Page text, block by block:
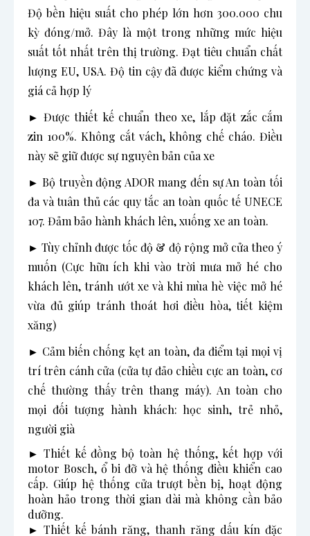
Độ bền hiệu suất cho phép lớn hơn 300.000 chu
kỳ đóng/mở. Đây là một trong những mức hiệu
suất tốt nhất trên thị trường. Đạt tiêu chuẩn chất
lượng EU, USA. Độ tin cậy đã được kiểm chứng và
giá cả hợp lý
► Được thiết kế chuẩn theo xe, lắp đặt zắc cắm
zin 100%. Không cắt vách, không chế cháo. Điều
này sẽ giữ được sự nguyên bản của xe
► Bộ truyền động ADOR mang đến sự An toàn tối
đa và tuân thủ các quy tắc an toàn quốc tế UNECE
107. Đảm bảo hành khách lên, xuống xe an toàn.
► Tùy chỉnh được tốc độ & độ rộng mở cửa theo ý
muốn (Cực hữu ích khi vào trời mưa mở hé cho
khách lên, tránh ướt xe và khi mùa hè việc mở hé
vừa đủ giúp tránh thoát hơi điều hòa, tiết kiệm
xăng)
► Cảm biến chống kẹt an toàn, đa điểm tại mọi vị
trí trên cánh cửa (cửa tự đảo chiều cực an toàn, cơ
chế thường thấy trên thang máy). An toàn cho
mọi đối tượng hành khách: học sinh, trẻ nhỏ,
người già
► Thiết kế đồng bộ toàn hệ thống, kết hợp với
motor Bosch, ổ bi đỡ và hệ thống điều khiển cao
cấp. Giúp hệ thống cửa trượt bền bị, hoạt động
hoàn hảo trong thời gian dài mà không cần bảo
dưỡng.
► Thiết kế bánh răng, thanh răng dấu kín đặc